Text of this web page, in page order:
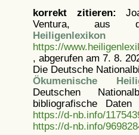
korrekt zitieren:
Ventura, aus
Heiligenlexikon
https://
, abgerufen am 7. 8.
Die Deutsche
Ökumenische
Deutschen
bibliografische
https://d-nb.info/
https://d-nb.info/